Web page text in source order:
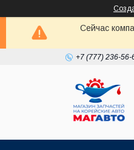
Сейчас
+7 (777) 236-56-